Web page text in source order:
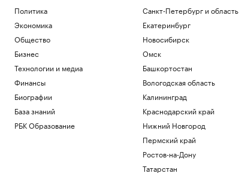
Политика
Экономика
Общество
Бизнес
Технологии и медиа
Финансы
Биографии
База знаний
РБК Образование
Санкт-Петербург и область
Екатеринбург
Новосибирск
Омск
Башкортостан
Вологодская область
Калининград
Краснодарский край
Нижний Новгород
Пермский край
Ростов-на-Дону
Татарстан